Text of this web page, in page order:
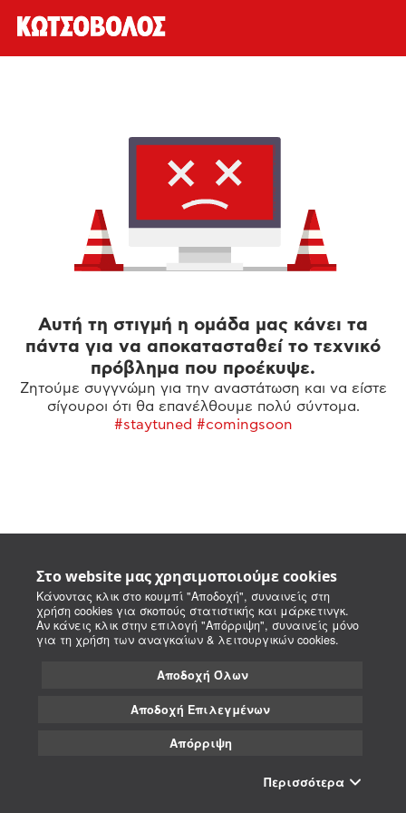
Στο website μας χρησιμοποιούμε cookies
Κάνοντας κλικ στο κουμπί "Αποδοχή", συναινείς στη
χρήση cookies για σκοπούς στατιστικής και μάρκετινγκ.
Αν κάνεις κλικ στην επιλογή "Απόρριψη", συναινείς μόνο
για τη χρήση των αναγκαίων & λειτουργικών cookies.
Αποδοχή Όλων
Αποδοχή Επιλεγμένων
Απόρριψη
Περισσότερα
Αυτή τη στιγμή η ομάδα μας κάνει τα
πάντα για να αποκατασταθεί το τεχνικό
πρόβλημα που προέκυψε.
Ζητούμε συγγνώμη για την αναστάτωση και να είστε
σίγουροι ότι θα επανέλθουμε πολύ σύντομα.
#staytuned #comingsoon